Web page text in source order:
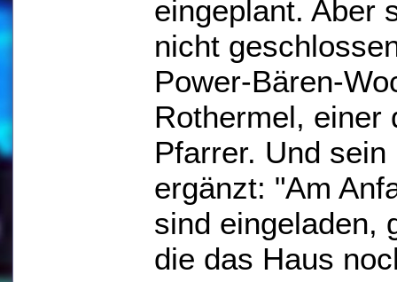
eingeplant. Aber
nicht
Power-Bären-
Rothermel, einer
Pfarrer. Und
ergänzt: "Am
sind eingeladen,
die das Haus